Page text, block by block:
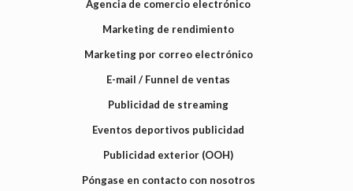
Agencia de comercio electrónico
Marketing de rendimiento
Marketing por correo electrónico
E-mail / Funnel de ventas
Publicidad de streaming
Eventos deportivos publicidad
Publicidad exterior (OOH)
Póngase en contacto con nosotros